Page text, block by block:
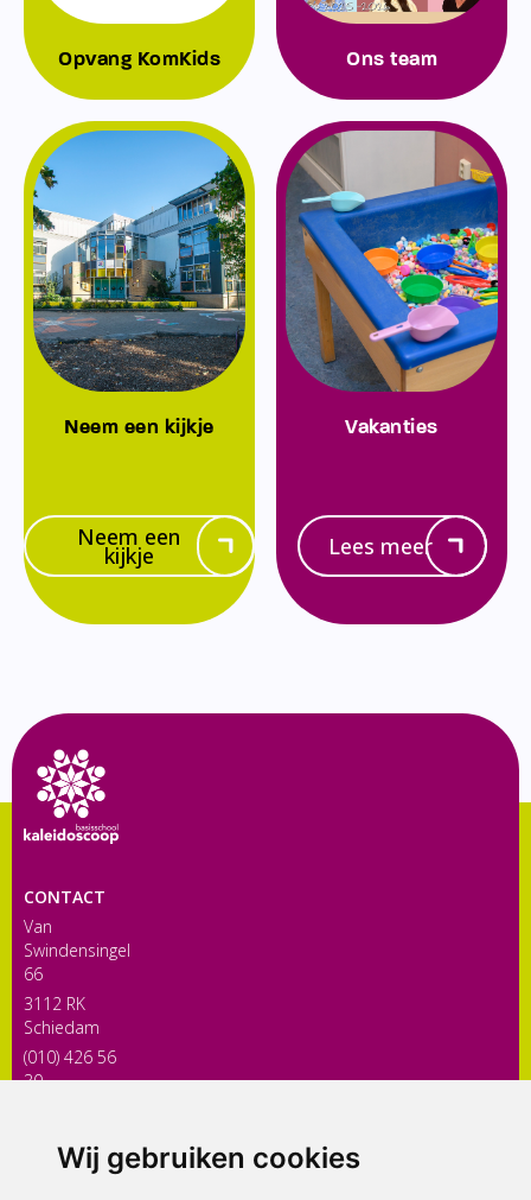
Wij gebruiken cookies
Opvang KomKids Ons team
Neem een kijkje
Neem een
kijkje
Vakanties
Lees meer
CONTACT
Van
Swindensingel
66
3112 RK
Schiedam
(010) 426 56
30
ONDERDEEL VAN